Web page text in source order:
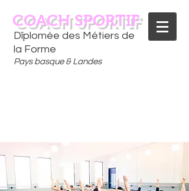
Dîplomée des Métiers de
la Forme
Pays basque & Landes
COACH SPORTIF